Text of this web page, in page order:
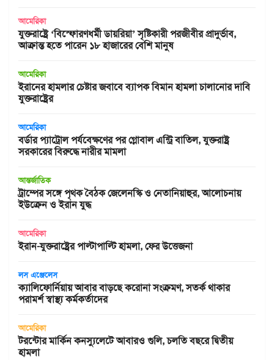
আমেরিকা
যুক্তরাষ্ট্রে ‘বিস্ফোরণধর্মী ডায়রিয়া’ সৃষ্টিকারী পরজীবীর প্রাদুর্ভাব,
আক্রান্ত হতে পারেন ১৮ হাজারের বেশি মানুষ
আমেরিকা
ইরানের হামলার চেষ্টার জবাবে ব্যাপক বিমান হামলা চালানোর দাবি
যুক্তরাষ্ট্রের
আমেরিকা
বর্ডার প্যাট্রোল পর্যবেক্ষণের পর গ্লোবাল এন্ট্রি বাতিল, যুক্তরাষ্ট্র
সরকারের বিরুদ্ধে নারীর মামলা
আন্তর্জাতিক
ট্রাম্পের সঙ্গে পৃথক বৈঠক জেলেনস্কি ও নেতানিয়াহুর, আলোচনায়
ইউক্রেন ও ইরান যুদ্ধ
আমেরিকা
ইরান-যুক্তরাষ্ট্রের পাল্টাপাল্টি হামলা, ফের উত্তেজনা
লস এঞ্জেলেস
ক্যালিফোর্নিয়ায় আবার বাড়ছে করোনা সংক্রমণ, সতর্ক থাকার
পরামর্শ স্বাস্থ্য কর্মকর্তাদের
আমেরিকা
টরন্টোর মার্কিন কনস্যুলেটে আবারও গুলি, চলতি বছরে দ্বিতীয়
হামলা